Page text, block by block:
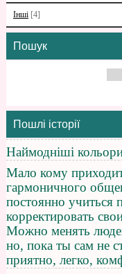
Інші [4]
Пошук
Пошлі історії